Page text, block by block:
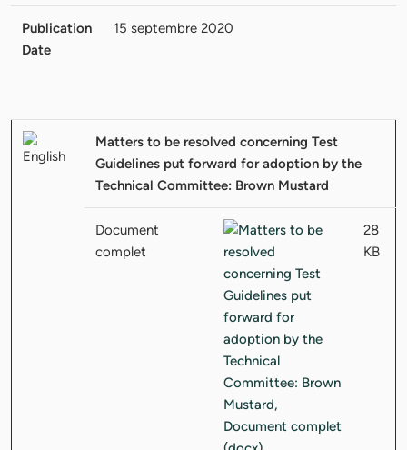
Publication
Date
15 septembre 2020
Matters to be resolved concerning Test
Guidelines put forward for adoption by the
Technical Committee: Brown Mustard
Document
complet
28
KB